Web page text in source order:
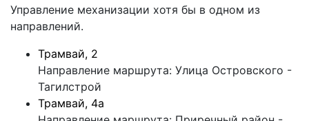
Управление механизации хотя бы в одном из
направлений.
Трамвай, 2
Направление маршрута: Улица Островского -
Тагилстрой
Трамвай, 4а